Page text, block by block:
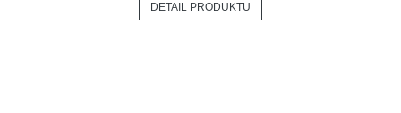
DETAIL PRODUKTU